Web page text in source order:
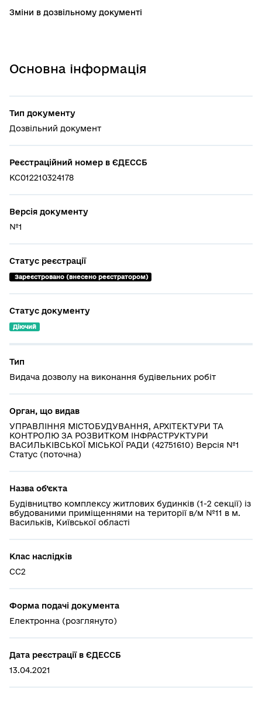
Основна інформація
Тип документу
Дозвільний документ
Реєстраційний номер в ЄДЕССБ
КС012210324178
Версія документу
№1
Статус реєстрації
Зареєстровано (внесено реєстратором)
Статус документу
Діючий
Тип
Видача дозволу на виконання будівельних робіт
Орган, що видав
УПРАВЛІННЯ МІСТОБУДУВАННЯ, АРХІТЕКТУРИ ТА
КОНТРОЛЮ ЗА РОЗВИТКОМ ІНФРАСТРУКТУРИ
ВАСИЛЬКІВСЬКОЇ МІСЬКОЇ РАДИ (42751610) Версія №1
Статус (поточна)
Назва об’єкта
Будівництво комплексу житлових будинків (1-2 секції) із
вбудованими приміщеннями на території в/м №11 в м.
Васильків, Київської області
Клас наслідків
СС2
Форма подачі документа
Електронна (розглянуто)
Дата реєстрації в ЄДЕССБ
13.04.2021
Зміни в дозвільному документі